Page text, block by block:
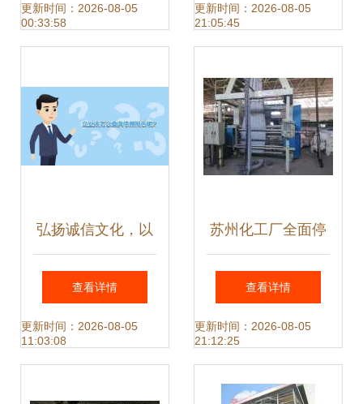
案全产业链产品与
行
更新时间：2026-08-05
00:33:58
山西中智音响服务
更新时间：2026-08-05
21:05:45
弘扬诚信文化，以
专业信息咨询服务
推进社会诚信体系
查看详情
更新时间：2026-08-05
11:03:08
苏州化工厂全面停
产，专业拆除与设
备回收助力产业升
查看详情
更新时间：2026-08-05
21:12:25